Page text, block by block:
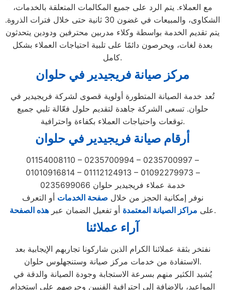
مع العملاء. يتم الرد على جميع المكالمات المتعلقة بالخدمات،
الشكاوى، والمبيعات في غضون 30 ثانية حتى خلال فترات الذروة.
يتم تقديم الخدمة بواسطة وكلاء مدربين محترفين ودودين يتحدثون
بعدة لغات، ويحرصون دائمًا على تلبية احتياجات العملاء بشكل
كامل.
مركز صيانة فريجيدير في حلوان
تُعد خدمة الصيانة المتطورة أولوية قصوى لشركة فريجيدير في
حلوان. تسعى الشركة جاهدة لتقديم حلول فعّالة تلبي جميع
توقعات واحتياجات العملاء بكفاءة واحترافية.
أرقام صيانة فريجيدير في حلوان
01154008110 – 0235700994 – 0235700997 –
01010916814 – 01112124913 – 01092279973 –
0235699066 خدمة عملاء فريجيدير حلوان
نوفر إمكانية الحجز من خلال صفحة الخدمات أو التعرف
على مراكز الصيانة المعتمدة أو تفعيل الضمان عبرهذه الصفحة .
آراء عملائنا
نفتخر بثقة عملائنا الكرام الذين شاركونا تجاربهم الإيجابية بعد
الاستفادة من خدمات مركز صيانة وستنجهلوس حلوان.
يُشيد الكثير منهم بسرعة الاستجابة وجودة الصيانة والدقة في
المواعيد، بالإضافة إلى احترافية الفنيين وحرصهم على استخدام